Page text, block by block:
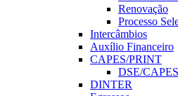
Renovação
Processo
Intercâmbios
Auxílio Financeiro
CAPES/PRINT
DSE/CAPES
DINTER